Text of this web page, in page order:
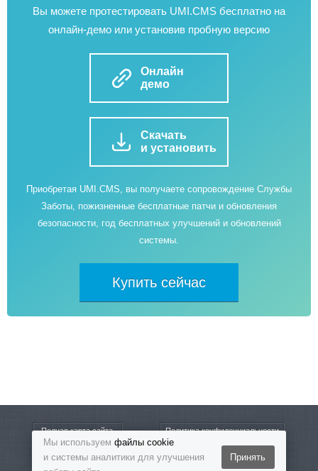
Вы можете протестировать UMI.CMS бесплатно на
онлайн-демо или установив пробную версию
Онлайн
демо
Скачать
и установить
Приобретая UMI.CMS, вы получаете сопровождение Службы
Заботы, пожизненные бесплатные патчи и обновления
безопасности, год бесплатных улучшений и обновлений
системы.
Купить сейчас
Полная карта сайта Политика конфиденциальности
Бесплатный звонок 8-800-5555-864
Мы используем файлы cookie
и системы аналитики для улучшения
Принять